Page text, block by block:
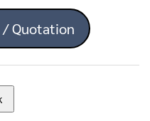
/ Quotation